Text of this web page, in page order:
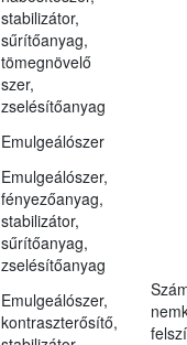
stabilizátor,
sűrítőanyag,
tömegnövelő
szer,
zselésítőanyag
Emulgeálószer
Emulgeálószer,
fényezőanyag,
stabilizátor,
sűrítőanyag,
zselésítőanyag
Emulgeálószer,
kontraszterősítő,